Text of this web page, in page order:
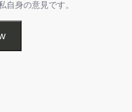
や動画の自動再生などを無
るとサイトの利用に支障が出
自身の意見です。